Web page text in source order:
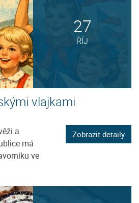
27
ŘÍJ
vlajkami
a
má
ve
Zobrazit detaily